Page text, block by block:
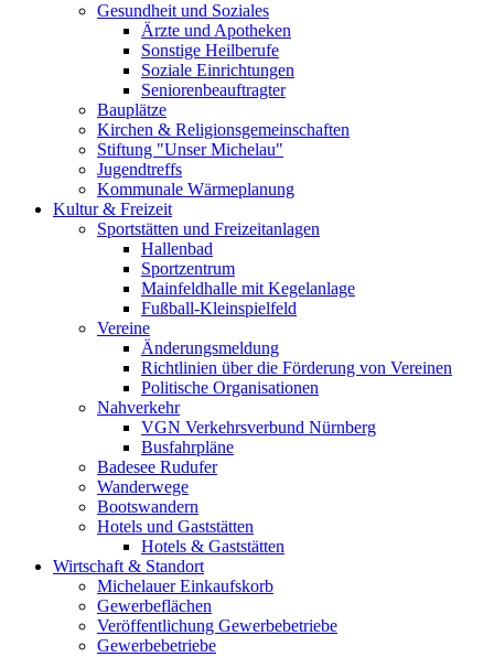
Gesundheit und Soziales
Ärzte und Apotheken
Sonstige Heilberufe
Soziale Einrichtungen
Seniorenbeauftragter
Bauplätze
Kirchen & Religionsgemeinschaften
Stiftung "Unser Michelau"
Jugendtreffs
Kommunale Wärmeplanung
Kultur & Freizeit
Sportstätten und Freizeitanlagen
Hallenbad
Sportzentrum
Mainfeldhalle mit Kegelanlage
Fußball-Kleinspielfeld
Vereine
Änderungsmeldung
Richtlinien über die Förderung von Vereinen
Politische Organisationen
Nahverkehr
VGN Verkehrsverbund Nürnberg
Busfahrpläne
Badesee Rudufer
Wanderwege
Bootswandern
Hotels und Gaststätten
Hotels & Gaststätten
Wirtschaft & Standort
Michelauer Einkaufskorb
Gewerbeflächen
Veröffentlichung Gewerbebetriebe
Gewerbebetriebe